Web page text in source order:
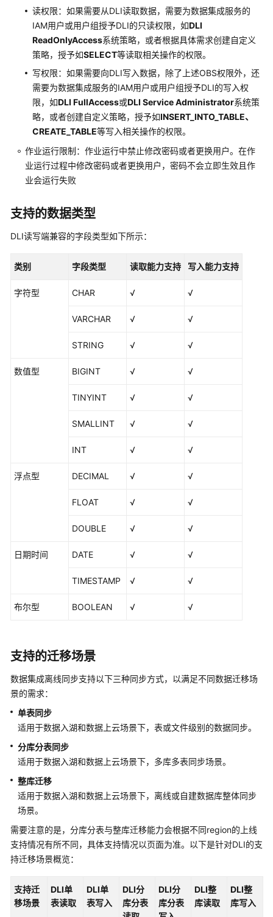
法
入
南
DataArts
使
流
买
Studio
心
集
业）
数
据
集
成
（离
线
作
业）
作
业
概
支
读权限：如果需要从DLI读取数据，需要为数据集成服务的
IAM用户或用户组授予DLI的只读权限，如DLI
ReadOnlyAccess系统策略，或者根据具体需求创建自定义
策略，授予如SELECT等读取相关操作的权限。
写权限：如果需要向DLI写入数据，除了上述OBS权限外，还
需要为数据集成服务的IAM用户或用户组授予DLI的写入权
限，如DLI FullAccess或DLI Service Administrator系统策
略，或者创建自定义策略，授予如INSERT_INTO_TABLE、
CREATE_TABLE等写入相关操作的权限。
作业运行限制：作业运行中禁止修改密码或者更换用户。在作
业运行过程中修改密码或者更换用户，密码不会立即生效且作
业会运行失败
支持的数据类型
DLI读写端兼容的字段类型如下所示：
类别 字段类型 读取能力支持 写入能力支持
字符型 CHAR √ √
VARCHAR √ √
STRING √ √
数值型 BIGINT √ √
TINYINT √ √
SMALLINT √ √
INT √ √
浮点型 DECIMAL √ √
FLOAT √ √
DOUBLE √ √
日期时间 DATE √ √
TIMESTAMP √ √
布尔型 BOOLEAN √ √
支持的迁移场景
数据集成离线同步支持以下三种同步方式，以满足不同数据迁移场
景的需求：
单表同步
适用于数据入湖和数据上云场景下，表或文件级别的数据同步。
分库分表同步
适用于数据入湖和数据上云场景下，多库多表同步场景。
整库迁移
适用于数据入湖和数据上云场景下，离线或自建数据库整体同步
场景。
需要注意的是，分库分表与整库迁移能力会根据不同region的上线
支持情况有所不同，具体支持情况以页面为准。以下是针对DLI的支
持迁移场景概览：
支持迁
移场景
DLI单
表读取
DLI单
表写入
DLI分
库分表
DLI分
库分表
DLI整
库读取
DLI整
库写入